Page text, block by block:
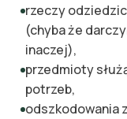
rzeczy
(chyba że
inaczej),
przedmioty
potrzeb,
odszkodowania